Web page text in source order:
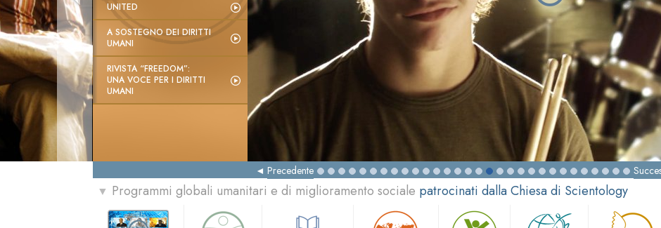
UNITED
A SOSTEGNO DEI DIRITTI
UMANI
RIVISTA “FREEDOM”:
UNA VOCE PER I DIRITTI
UMANI
Precedente
▼ Programmi globali umanitari e di miglioramento sociale patrocinati dalla Chiesa di Scientology